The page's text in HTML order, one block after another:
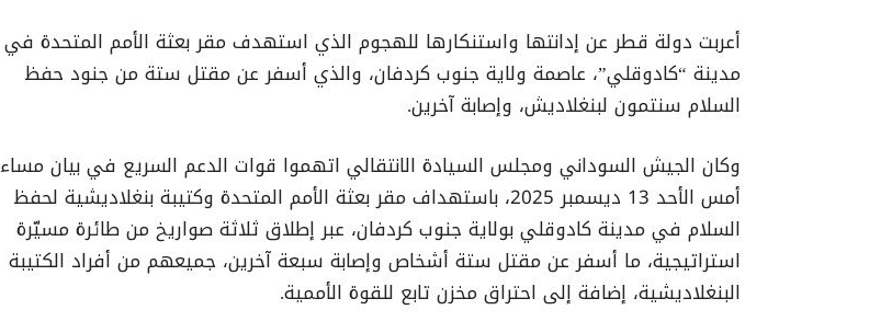
أعربت دولة قطر عن إدانتها واستنكارها للهجوم الذي استهدف مقر بعثة الأمم المتحدة في
مدينة “كادوقلي”، عاصمة ولاية جنوب كردفان، والذي أسفر عن مقتل ستة من جنود حفظ
السلام سنتمون لبنغلاديش، وإصابة آخرين.
وكان الجيش السوداني ومجلس السيادة الانتقالي اتهموا قوات الدعم السريع في بيان مساء
أمس الأحد 13 ديسمبر 2025، باستهداف مقر بعثة الأمم المتحدة وكتيبة بنغلاديشية لحفظ
السلام في مدينة كادوقلي بولاية جنوب كردفان، عبر إطلاق ثلاثة صواريخ من طائرة مسيّرة
استراتيجية، ما أسفر عن مقتل ستة أشخاص وإصابة سبعة آخرين، جميعهم من أفراد الكتيبة
البنغلاديشية، إضافة إلى احتراق مخزن تابع للقوة الأممية.